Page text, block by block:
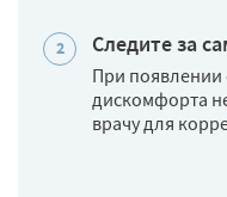
Следите за
При появлении
дискомфорта
врачу для